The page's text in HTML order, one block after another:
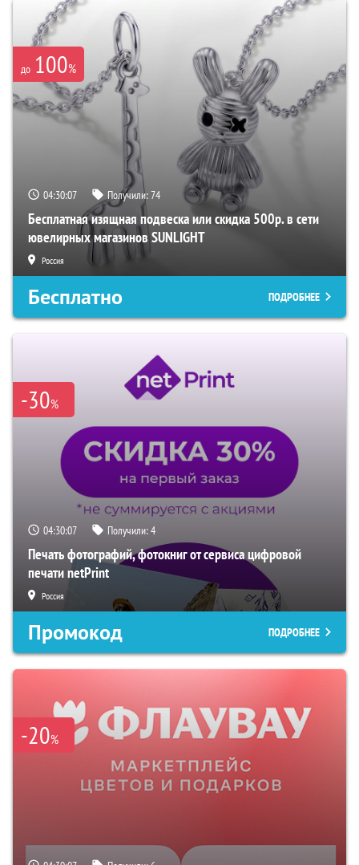
до 100%
04:30:06 Получили:74
Бесплатная изящная подвеска или скидка 500р. в сети
ювелирных магазинов SUNLIGHT
Россия
Бесплатно ПОДРОБНЕЕ
-30%
04:30:06 Получили:4
Печать фотографий, фотокниг от сервиса цифровой
печати netPrint
Россия
Промокод ПОДРОБНЕЕ
-20%